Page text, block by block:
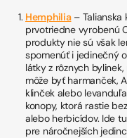
Hemphilia– Talianska
prvotriedne vyrobenú
produkty nie sú však
spomenúť i jedinečný
látky z rôznych
môže byť harmanček,
klinček alebo
konopy, ktorá rastie
alebo herbicídov. Ide
pre náročnejších